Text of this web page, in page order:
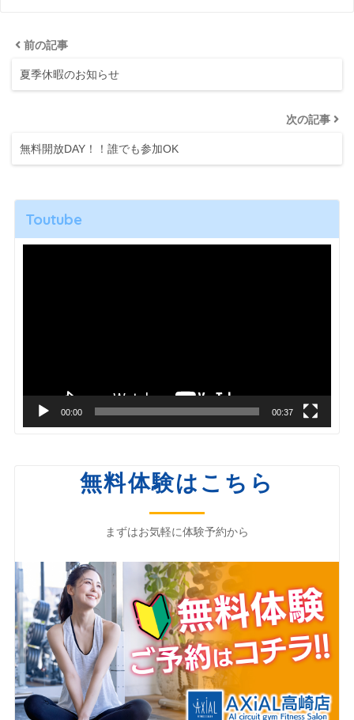
前の記事
夏季休暇のお知らせ
次の記事
無料開放DAY！！誰でも参加OK
Toutube
00:00 00:37
無料体験はこちら
まずはお気軽に体験予約から